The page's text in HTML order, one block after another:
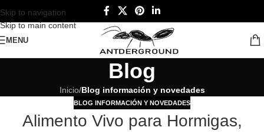
Skip to navigation
Skip to main content
MENU
Blog
Inicio/Blog información y novedades
BLOG INFORMACIÓN Y NOVEDADES
Alimento Vivo para Hormigas,